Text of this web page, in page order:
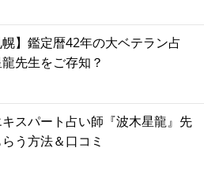
幌】鑑定暦42年の大ベテラン占
先生をご存知？
スパート占い師『波木星龍』先
う方法＆口コミ